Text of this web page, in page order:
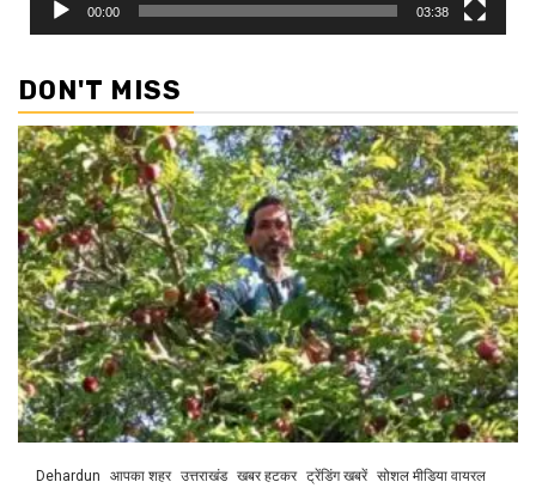
00:00 03:38
DON'T MISS
Dehardun आपका शहर उत्तराखंड खबर हटकर ट्रेंडिंग खबरें सोशल मीडिया वायरल